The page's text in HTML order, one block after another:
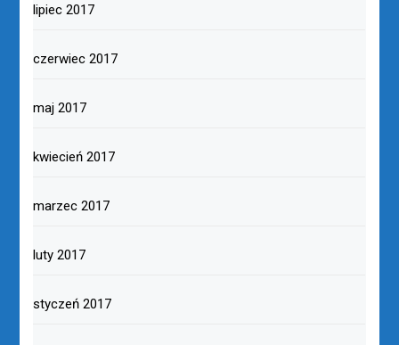
lipiec 2017
czerwiec 2017
maj 2017
kwiecień 2017
marzec 2017
luty 2017
styczeń 2017